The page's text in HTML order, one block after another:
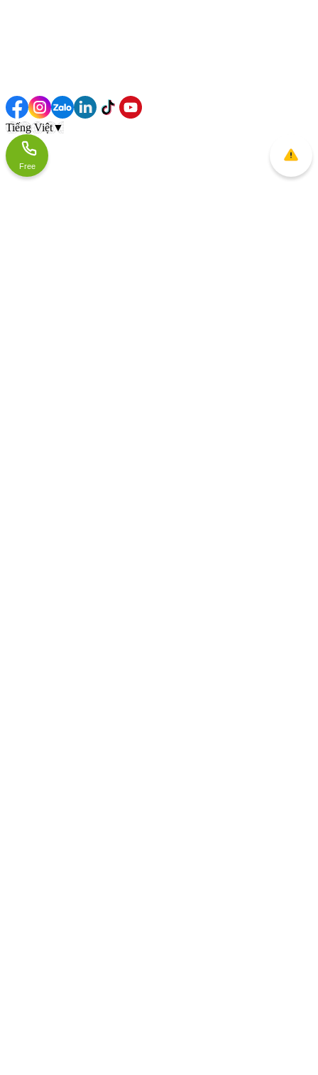
Tiếng Việt▼
Free